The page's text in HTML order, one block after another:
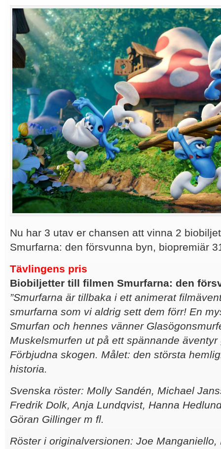
Nu har 3 utav er chansen att vinna 2
Smurfarna: den försvunna byn, biopremiär
Tävlingens pris
Biobiljetter till filmen Smurfarna: den
”Smurfarna är tillbaka i ett animerat
smurfarna som vi aldrig sett dem förr! En
Smurfan och hennes vänner
Muskelsmurfen ut på ett spännande äventyr
Förbjudna skogen. Målet: den största
historia.
Svenska röster: Molly Sandén, Michael
Fredrik Dolk, Anja Lundqvist, Hanna
Göran Gillinger m fl.
Röster i originalversionen: Joe Manganiello,